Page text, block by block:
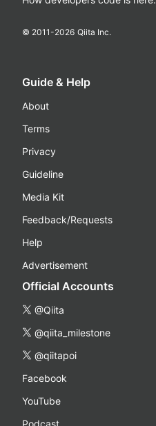
© 2011-2026 Qiita Inc.
Guide & Help
About
Terms
Privacy
Guideline
Media Kit
Feedback/Requests
Help
Advertisement
Official Accounts
@Qiita
@qiita_milestone
@qiitapoi
Facebook
YouTube
Podcast